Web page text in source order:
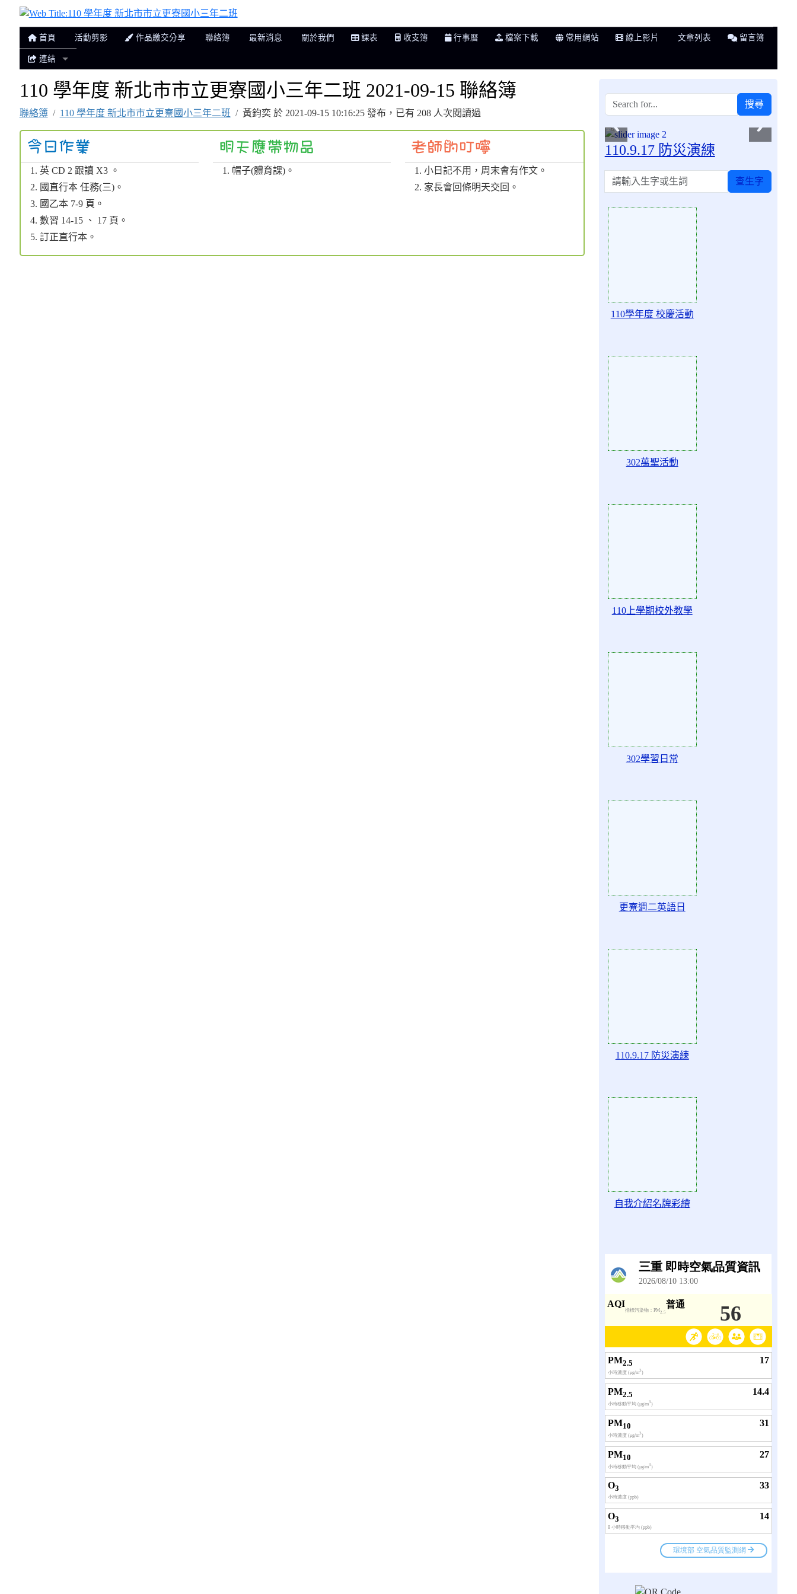
110 學年度 新北市市立更寮國小三年二班
首頁 活動剪影 作品繳交分享 聯絡簿 最新消息 關於我們 課表 收支簿 行事曆 檔案下載 常用網站 線上影片 文章列表 留言簿
連結
110 學年度 新北市市立更寮國小三年二班 2021-09-15 聯絡簿
聯絡簿 110 學年度 新北市市立更寮國小三年二班 黃鈞奕 於 2021-09-15 10:16:25 發布，已有 208 人次閱讀過
英 CD 2 跟讀 X3 。
國直行本 任務(三)。
國乙本 7-9 頁。
數習 14-15 、 17 頁。
訂正直行本。
帽子(體育課)。
小日記不用，周末會有作文。
家長會回條明天交回。
搜尋
110.9.17 防災演練
請輸入生字或生詞 查生字
110學年度 校慶活動
302萬聖活動
110上學期校外教學
302學習日常
更寮週二英語日
110.9.17 防災演練
自我介紹名牌彩繪